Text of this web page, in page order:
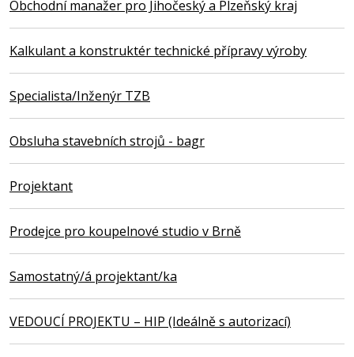
Obchodní manažer pro Jihočeský a Plzeňský kraj
Kalkulant a konstruktér technické přípravy výroby
Specialista/Inženýr TZB
Obsluha stavebních strojů - bagr
Projektant
Prodejce pro koupelnové studio v Brně
Samostatný/á projektant/ka
VEDOUCÍ PROJEKTU – HIP (Ideálně s autorizací)